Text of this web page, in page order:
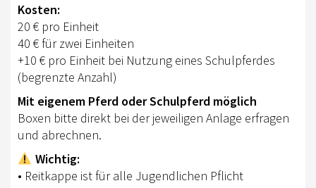
LOGIN
Kosten:
20 € pro Einheit
40 € für zwei Einheiten
+10 € pro Einheit bei Nutzung eines Schulpferdes
(begrenzte Anzahl)
Mit eigenem Pferd oder Schulpferd möglich
Boxen bitte direkt bei der jeweiligen Anlage erfragen
und abrechnen.
Wichtig:
• Reitkappe ist für alle Jugendlichen Pflicht